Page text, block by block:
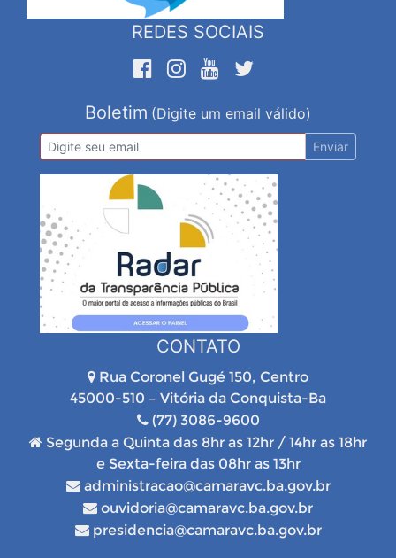
REDES SOCIAIS
Boletim (Digite um email válido)
Enviar
CONTATO
Rua Coronel Gugé 150, Centro
45000-510 – Vitória da Conquista-Ba
(77) 3086-9600
Segunda a Quinta das 8hr as 12hr / 14hr as 18hr
e Sexta-feira das 08hr as 13hr
administracao@camaravc.ba.gov.br
ouvidoria@camaravc.ba.gov.br
presidencia@camaravc.ba.gov.br